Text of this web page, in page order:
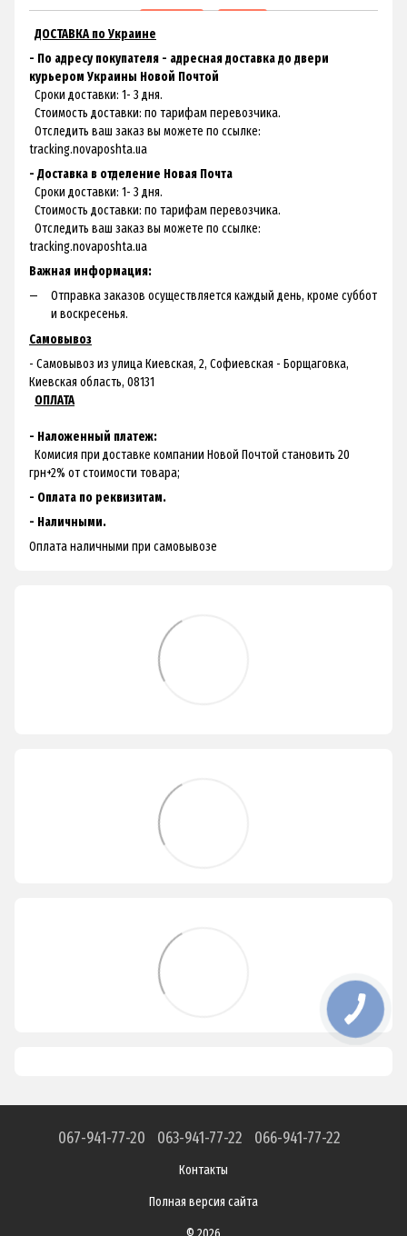
ДОСТАВКА по Украине
- По адресу покупателя - адресная доставка до двери
курьером Украины Новой Почтой
Сроки доставки: 1- 3 дня.
Стоимость доставки: по тарифам перевозчика.
Отследить ваш заказ вы можете по ссылке:
tracking.novaposhta.ua
- Доставка в отделение Новая Почта
Сроки доставки: 1- 3 дня.
Стоимость доставки: по тарифам перевозчика.
Отследить ваш заказ вы можете по ссылке:
tracking.novaposhta.ua
Важная информация:
Отправка заказов осуществляется каждый день, кроме суббот
и воскресенья.
Самовывоз
- Самовывоз из улица Киевская, 2, Софиевская - Борщаговка,
Киевская область, 08131
ОПЛАТА
- Наложенный платеж:
Комисия при доставке компании Новой Почтой становить 20
грн+2% от стоимости товара;
- Оплата по реквизитам.
- Наличными.
Оплата наличными при самовывозе
067-941-77-20 063-941-77-22 066-941-77-22
Контакты
Полная версия сайта